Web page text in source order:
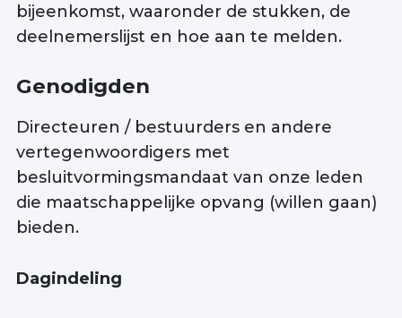
bijeenkomst, waaronder de stukken, de
deelnemerslijst en hoe aan te melden.
Genodigden
Directeuren / bestuurders en andere
vertegenwoordigers met
besluitvormingsmandaat van onze leden
die maatschappelijke opvang (willen gaan)
bieden.
Dagindeling